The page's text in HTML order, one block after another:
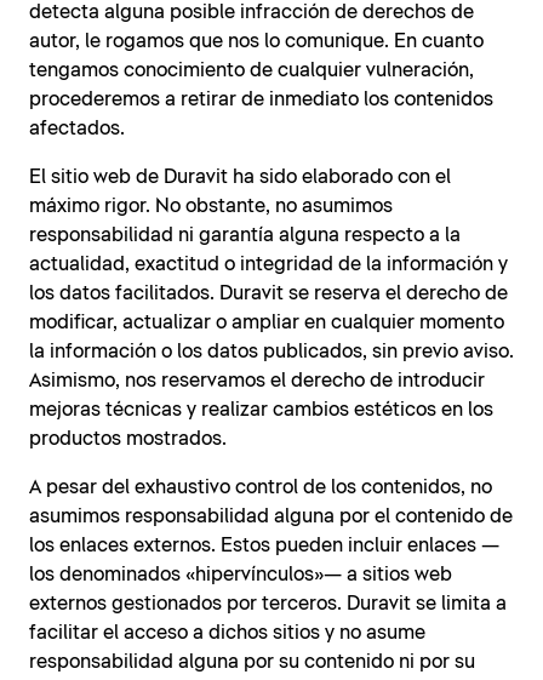
detecta alguna posible infracción de derechos de
autor, le rogamos que nos lo comunique. En cuanto
tengamos conocimiento de cualquier vulneración,
procederemos a retirar de inmediato los contenidos
afectados.
El sitio web de Duravit ha sido elaborado con el
máximo rigor. No obstante, no asumimos
responsabilidad ni garantía alguna respecto a la
actualidad, exactitud o integridad de la información y
los datos facilitados. Duravit se reserva el derecho de
modificar, actualizar o ampliar en cualquier momento
la información o los datos publicados, sin previo aviso.
Asimismo, nos reservamos el derecho de introducir
mejoras técnicas y realizar cambios estéticos en los
productos mostrados.
A pesar del exhaustivo control de los contenidos, no
asumimos responsabilidad alguna por el contenido de
los enlaces externos. Estos pueden incluir enlaces —
los denominados «hipervínculos»— a sitios web
externos gestionados por terceros. Duravit se limita a
facilitar el acceso a dichos sitios y no asume
responsabilidad alguna por su contenido ni por su